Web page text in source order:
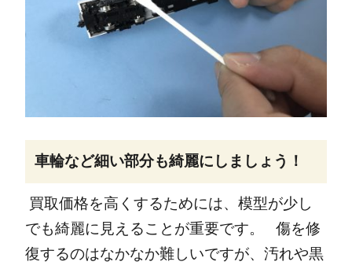
車輪など細い部分も綺麗にしましょう！
買取価格を高くするためには、模型が少し
でも綺麗に見えることが重要です。
傷を修
復するのはなかなか難しいですが、汚れや黒